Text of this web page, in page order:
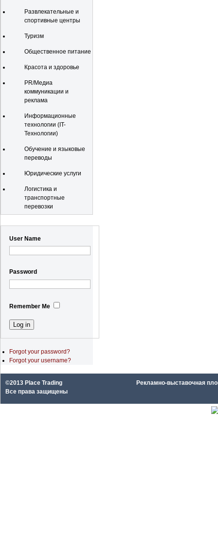
Развлекательные и
спортивные центры
Туризм
Общественное питание
Красота и здоровье
PR/Медиа
коммуникации и
реклама
Информационные
технологии (IT-
Технологии)
Обучение и языковые
переводы
Юридические услуги
Логистика и
транспортные
перевозки
User Name
Password
Remember Me
Forgot your password?
Forgot your username?
©2013 Place Trading
Все права защищены
Рекламно-выставочная